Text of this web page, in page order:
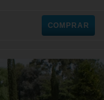
COMPRAR